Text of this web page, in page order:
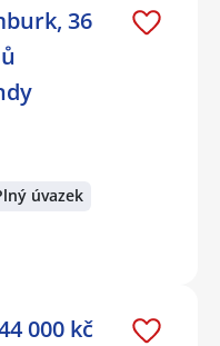
36
úvazek
000 kč